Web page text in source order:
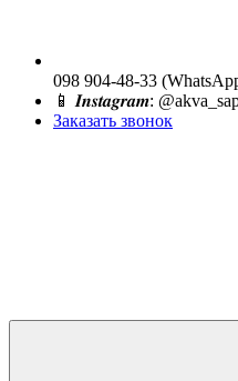
098 904-48-33
📱 𝑰𝒏𝒔𝒕𝒂𝒈𝒓𝒂𝒎:
Заказать звонок